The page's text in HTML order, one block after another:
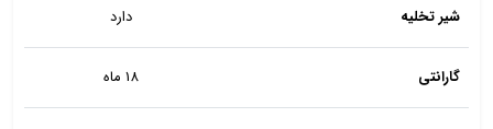
شیر تخلیه دارد
گارانتی 18 ماه